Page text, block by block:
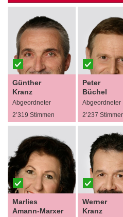
Günther
Kranz
Abgeordneter
2’319 Stimmen
Peter
Büchel
Abgeordneter
2’237
Marlies
Amann-Marxer
Werner
Kranz